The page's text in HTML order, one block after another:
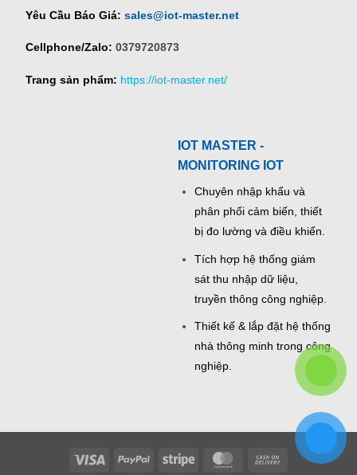
Yêu Cầu Báo Giá: sales@iot-master.net
Cellphone/Zalo: 0379720873
Trang sản phẩm: https://iot-master.net/
IOT MASTER -
MONITORING IOT
Chuyên nhập khẩu và
phân phối cảm biến, thiết
bị đo lường và điều khiển.
Tích hợp hệ thống giám
sát thu nhập dữ liệu,
truyền thông công nghiệp.
Thiết kế & lắp đặt hệ thống
nhà thông minh trong công
nghiệp.
Visa PayPal Stripe MasterCardCash